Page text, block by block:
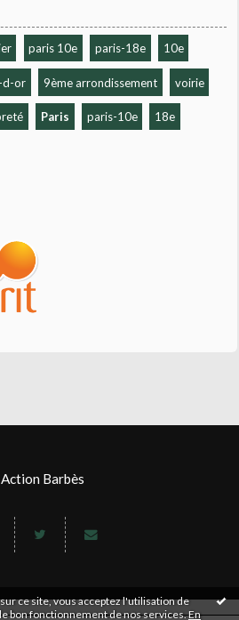
ce site, vous acceptez l'utilisation de
bon fonctionnement de nos services.En
paris 10e paris-18e 10e
d-or 9ème arrondissement voirie
Paris paris-10e 18e
Barbès